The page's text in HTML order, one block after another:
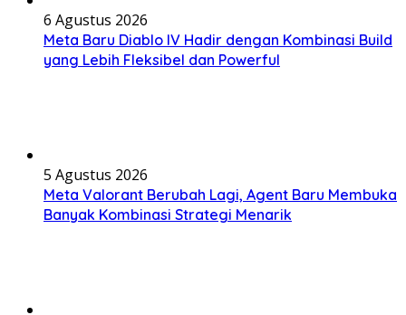
6 Agustus 2026
Meta Baru Diablo IV Hadir dengan Kombinasi Build
yang Lebih Fleksibel dan Powerful
5 Agustus 2026
Meta Valorant Berubah Lagi, Agent Baru Membuka
Banyak Kombinasi Strategi Menarik